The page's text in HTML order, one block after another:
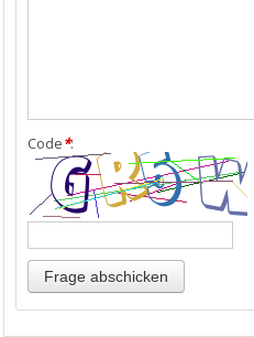
Code*: